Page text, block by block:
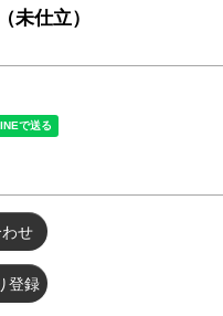
未仕立）
せ
登録